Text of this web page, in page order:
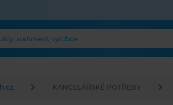
sortiment, výrobce ...
KANCELÁŘSKÉ POTŘEBY